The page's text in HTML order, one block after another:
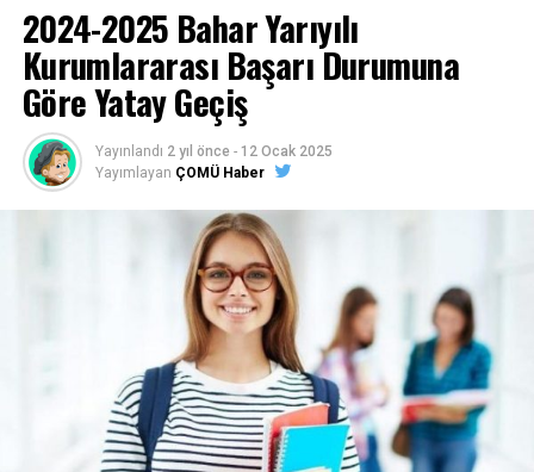
program taban puanları içinTIKLAYINIZ
Başvurularhttps://ubys.comu.edu.tr/adresinden belirtilen
tarihler arasında online (internet) olarak yapılacaktır.
(Posta ile başvuru alınmayacaktır)
1- Merkezi Yerleştirme Puanı İle Yatay Geçiş Online
(İnternet) Başvurusunda Bulunan Öğrencilerden
İstenen Belgeler
2024-2025 Bahar Yarıyılı
Kurumlararası Başarı Durumuna
Göre Yatay Geçiş
Yayınlandı 2 yıl önce - 12 Ocak 2025
Yayımlayan ÇOMÜ Haber